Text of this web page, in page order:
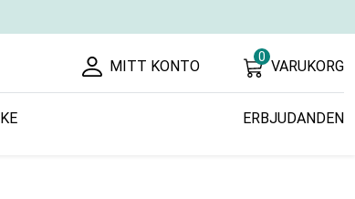
MITT KONTO
0
VARUKORG
ERBJUDANDEN